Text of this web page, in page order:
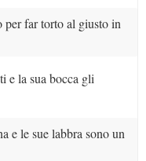
per far torto al giusto in
e la sua bocca gli
e le sue labbra sono un